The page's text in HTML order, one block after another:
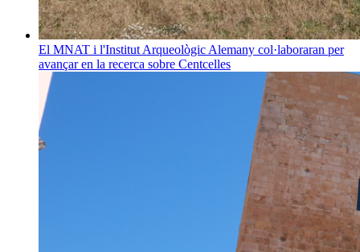
El MNAT i l'Institut Arqueològic Alemany col·laboraran per
avançar en la recerca sobre Centcelles